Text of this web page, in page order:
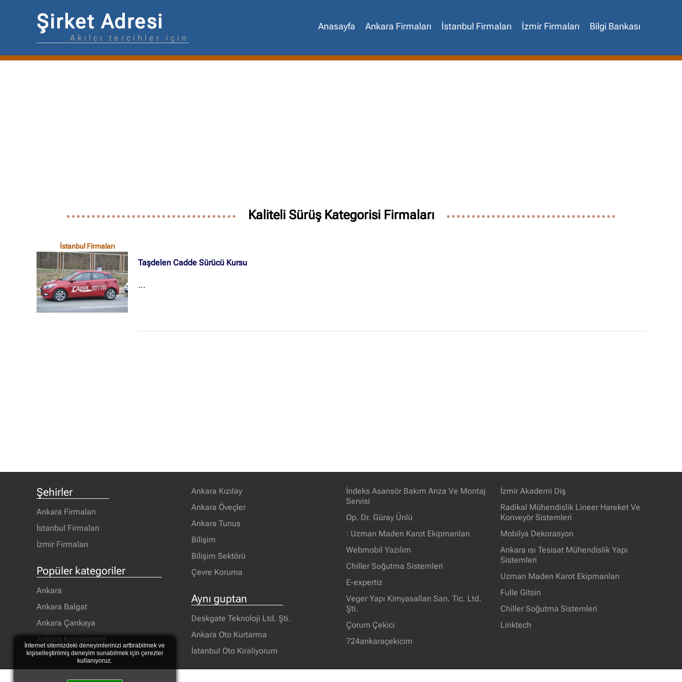
Şirket Adresi
Akılcı tercihler için
Anasayfa Ankara Firmaları İstanbul Firmaları İzmir Firmaları Bilgi Bankası
Kaliteli Sürüş Kategorisi Firmaları
İstanbul Firmaları
Taşdelen Cadde Sürücü Kursu
...
Şehirler
Ankara Firmaları
İstanbul Firmaları
İzmir Firmaları
Popüler kategoriler
Ankara
Ankara Balgat
Ankara Çankaya
Ankara Kavaklıdere
Ankara Kızılay
Ankara Öveçler
Ankara Tunus
Bilişim
Bilişim Sektörü
Çevre Koruma
Aynı guptan
Deskgate Teknoloji Ltd. Şti.
Ankara Oto Kurtarma
İstanbul Oto Kiraliyorum
İndeks Asansör Bakım Arıza Ve Montaj
Servisi
Op. Dr. Güray Ünlü
: Uzman Maden Karot Ekipmanları
Webmobil Yazılım
Chiller Soğutma Sistemleri
E-expertiz
Veger Yapı Kimyasalları San. Tic. Ltd.
Şti.
Çorum Çekici
724ankaraçekicim
İzmir Akademi Diş
Radikal Mühendislik Lineer Hareket Ve
Konveyör Sistemleri
Mobilya Dekorasyon
Ankara ısı Tesisat Mühendislik Yapı
Sistemleri
Uzman Maden Karot Ekipmanları
Fulle Gitsin
Chiller Soğutma Sistemleri
Linktech
İçerik grupları
İnternet sitemizdeki deneyimlerinizi arttırabilmek ve
kişiselleştirilmiş deneyim sunabilmek için çerezler
kullanıyoruz.